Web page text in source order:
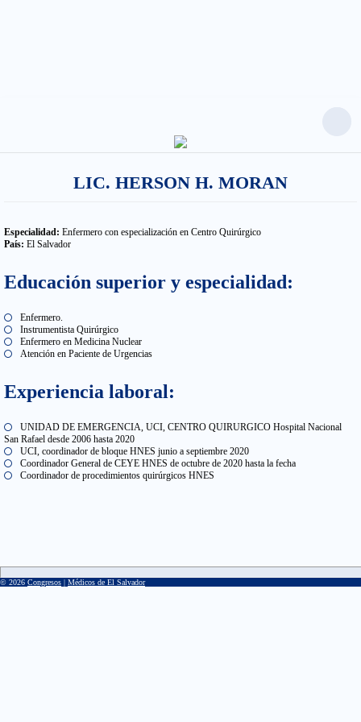
LIC. HERSON H. MORAN
Especialidad: Enfermero con especialización en Centro Quirúrgico
País: El Salvador
Educación superior y especialidad:
Enfermero.
Instrumentista Quirúrgico
Enfermero en Medicina Nuclear
Atención en Paciente de Urgencias
Experiencia laboral:
UNIDAD DE EMERGENCIA, UCI, CENTRO QUIRURGICO Hospital Nacional
San Rafael desde 2006 hasta 2020
UCI, coordinador de bloque HNES junio a septiembre 2020
Coordinador General de CEYE HNES de octubre de 2020 hasta la fecha
Coordinador de procedimientos quirúrgicos HNES
© 2026 Congresos | Médicos de El Salvador